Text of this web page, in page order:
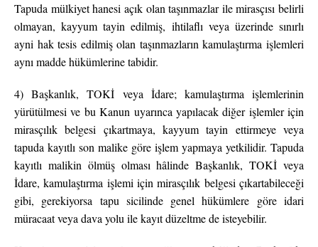
Tapuda mülkiyet hanesi açık olan taşınmazlar ile mirasçısı belirli
olmayan, kayyum tayin edilmiş, ihtilaflı veya üzerinde sınırlı
ayni hak tesis edilmiş olan taşınmazların kamulaştırma işlemleri
aynı madde hükümlerine tabidir.
4) Başkanlık, TOKİ veya İdare; kamulaştırma işlemlerinin
yürütülmesi ve bu Kanun uyarınca yapılacak diğer işlemler için
mirasçılık belgesi çıkartmaya, kayyum tayin ettirmeye veya
tapuda kayıtlı son malike göre işlem yapmaya yetkilidir. Tapuda
kayıtlı malikin ölmüş olması hâlinde Başkanlık, TOKİ veya
İdare, kamulaştırma işlemi için mirasçılık belgesi çıkartabileceği
gibi, gerekiyorsa tapu sicilinde genel hükümlere göre idari
müracaat veya dava yolu ile kayıt düzeltme de isteyebilir.